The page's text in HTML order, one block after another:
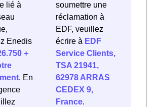
lié à
Enedis
+
. En
soumettre une
réclamation à
EDF, veuillez
écrire à EDF
Service Clients,
TSA 21941,
62978 ARRAS
CEDEX 9,
France.